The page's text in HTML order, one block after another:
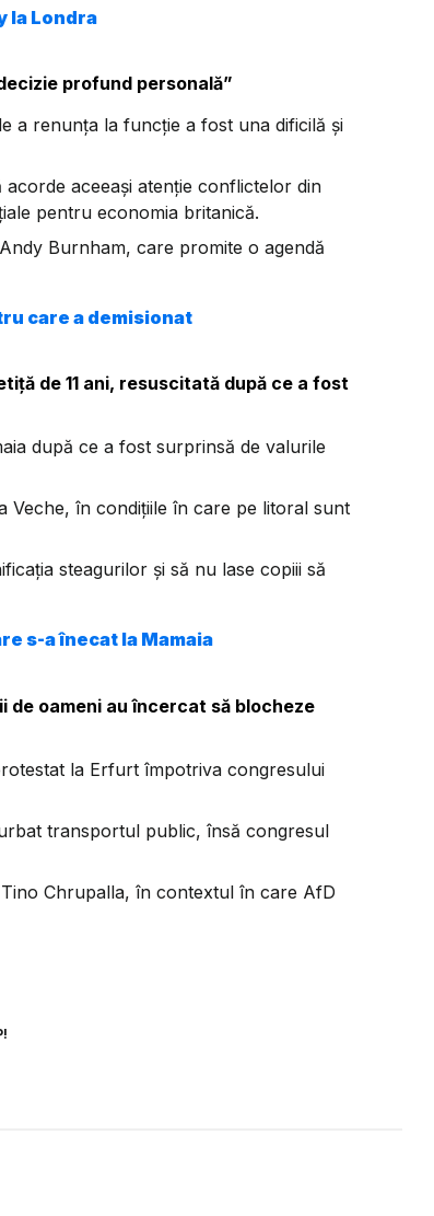
la Londra
profund personală”
a renunța la funcție a fost una dificilă și
aceeași atenție conflictelor din
pentru economia britanică.
Burnham, care promite o agendă
care a demisionat
de 11 ani, resuscitată după ce a fost
după ce a fost surprinsă de valurile
Veche, în condițiile în care pe litoral sunt
steagurilor și să nu lase copiii să
s-a înecat la Mamaia
de oameni au încercat să blocheze
la Erfurt împotriva congresului
transportul public, însă congresul
Chrupalla, în contextul în care AfD